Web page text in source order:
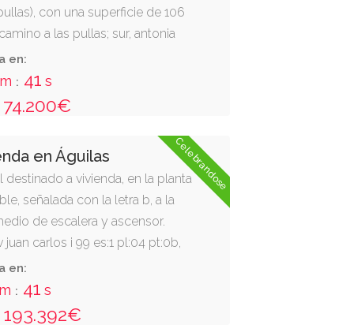
con una superficie de 106
a las pullas; sur, antonia
camino de paso, y oeste, la
lorente.- dentro de su
una casa de planta baja y alta
se destinan a vivienda, en planta
planta alta, con 15 m2 se
de dos dependencias.
por una escalera
la edificación son los mismos
se ubica..
en:
m : 40s
74.200€
Celebrandose
en Águilas
a vivienda, en la planta
señalada con la letra b, a la
de escalera y ascensor.
juan carlos i 99 es:1 pl:04 pt:0b,
una superficie construida de
en salón comedor cocina,
dormitorios, curto de baño y
8,16%.
en:
m : 40s
193.392€